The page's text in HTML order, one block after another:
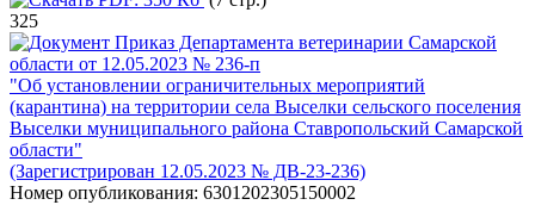
325
Приказ Департамента ветеринарии Самарской
области от 12.05.2023 № 236-п
"Об установлении ограничительных мероприятий
(карантина) на территории села Выселки сельского поселения
Выселки муниципального района Ставропольский Самарской
области"
(Зарегистрирован 12.05.2023 № ДВ-23-236)
Номер опубликования: 6301202305150002